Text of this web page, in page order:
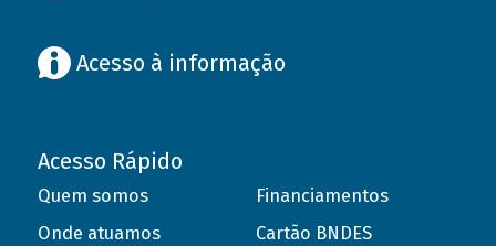
Acesso à informação
Acesso Rápido
Quem somos
Onde atuamos
Financiamentos
Cartão BNDES